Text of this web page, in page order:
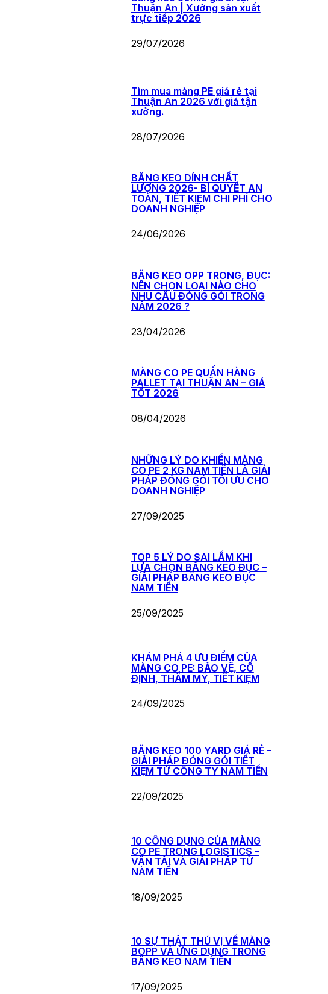
Thuận An | Xưởng sản xuất
trực tiếp 2026
29/07/2026
Tìm mua màng PE giá rẻ tại
Thuận An 2026 với giá tận
xưởng.
28/07/2026
BĂNG KEO DÍNH CHẤT
LƯỢNG 2026- BÍ QUYẾT AN
TOÀN, TIẾT KIỆM CHI PHÍ CHO
DOANH NGHIỆP
24/06/2026
BĂNG KEO OPP TRONG, ĐỤC:
NÊN CHỌN LOẠI NÀO CHO
NHU CẦU ĐÓNG GÓI TRONG
NĂM 2026 ?
23/04/2026
MÀNG CO PE QUẤN HÀNG
PALLET TẠI THUẬN AN – GIÁ
TỐT 2026
08/04/2026
NHỮNG LÝ DO KHIẾN MÀNG
CO PE 2 KG NAM TIẾN LÀ GIẢI
PHÁP ĐÓNG GÓI TỐI ƯU CHO
DOANH NGHIỆP
27/09/2025
TOP 5 LÝ DO SAI LẦM KHI
LỰA CHỌN BĂNG KEO ĐỤC –
GIẢI PHÁP BĂNG KEO ĐỤC
NAM TIẾN
25/09/2025
KHÁM PHÁ 4 ƯU ĐIỂM CỦA
MÀNG CO PE: BẢO VỆ, CỐ
ĐỊNH, THẨM MỸ, TIẾT KIỆM
24/09/2025
BĂNG KEO 100 YARD GIÁ RẺ –
GIẢI PHÁP ĐÓNG GÓI TIẾT
KIỆM TỪ CÔNG TY NAM TIẾN
22/09/2025
10 CÔNG DỤNG CỦA MÀNG
CO PE TRONG LOGISTICS –
VẬN TẢI VÀ GIẢI PHÁP TỪ
NAM TIẾN
18/09/2025
10 SỰ THẬT THÚ VỊ VỀ MÀNG
BOPP VÀ ỨNG DỤNG TRONG
BĂNG KEO NAM TIẾN
17/09/2025